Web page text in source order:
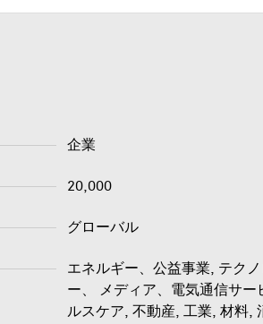
企業
20,000
グローバル
エネルギー、公益事業, テク
ー、 メディア、電気通信サー
ルスケア, 不動産, 工業, 材料,